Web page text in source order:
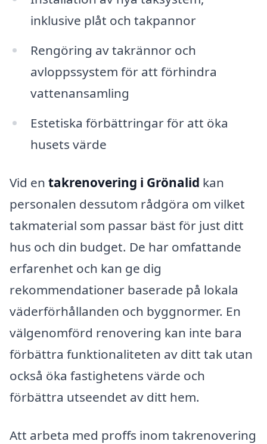
inklusive plåt och takpannor
Rengöring av takrännor och
avloppssystem för att förhindra
vattenansamling
Estetiska förbättringar för att öka
husets värde
Vid en takrenovering i Grönalid kan
personalen dessutom rådgöra om vilket
takmaterial som passar bäst för just ditt
hus och din budget. De har omfattande
erfarenhet och kan ge dig
rekommendationer baserade på lokala
väderförhållanden och byggnormer. En
välgenomförd renovering kan inte bara
förbättra funktionaliteten av ditt tak utan
också öka fastighetens värde och
förbättra utseendet av ditt hem.
Att arbeta med proffs inom takrenovering